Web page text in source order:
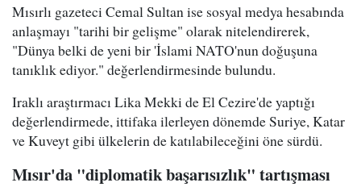
Mısırlı gazeteci Cemal Sultan ise sosyal medya hesabında
anlaşmayı "tarihi bir gelişme" olarak nitelendirerek,
"Dünya belki de yeni bir 'İslami NATO'nun doğuşuna
tanıklık ediyor." değerlendirmesinde bulundu.
Iraklı araştırmacı Lika Mekki de El Cezire'de yaptığı
değerlendirmede, ittifaka ilerleyen dönemde Suriye, Katar
ve Kuveyt gibi ülkelerin de katılabileceğini öne sürdü.
Mısır'da "diplomatik başarısızlık" tartışması